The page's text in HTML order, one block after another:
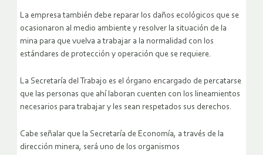
La empresa también debe reparar los daños ecológicos que se
ocasionaron al medio ambiente y resolver la situación de la
mina para que vuelva a trabajar a la normalidad con los
estándares de protección y operación que se requiere.
La Secretaría del Trabajo es el órgano encargado de percatarse
que las personas que ahí laboran cuenten con los lineamientos
necesarios para trabajar y les sean respetados sus derechos.
Cabe señalar que la Secretaría de Economía, a través de la
dirección minera, será uno de los organismos